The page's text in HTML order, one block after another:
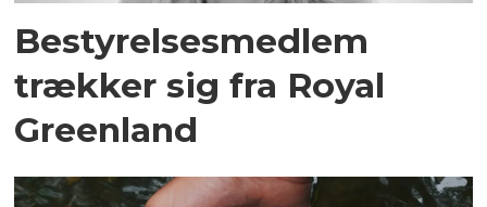
Bestyrelsesmedlem
trækker sig fra Royal
Greenland